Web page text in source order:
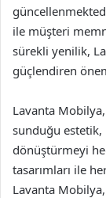
ile müşteri
sürekli yenilik,
güçlendiren
Lavanta
sunduğu estetik,
dönüştürmeyi
tasarımları ile
Lavanta